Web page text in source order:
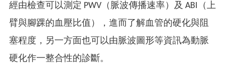
經由檢查可以測定 PWV（脈波傳播速率）及 ABI（上
臂與腳踝的血壓比值），進而了解血管的硬化與阻
塞程度，另一方面也可以由脈波圖形等資訊為動脈
硬化作一整合性的診斷。